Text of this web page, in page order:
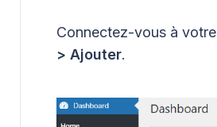
Connectez-vous à votre
> Ajouter.